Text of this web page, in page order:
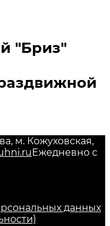
"Бриз"
м. Кожуховская,
Ежедневно с
данных